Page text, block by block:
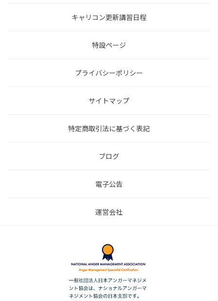
キャリコン更新講習日程
特設ページ
プライバシーポリシー
サイトマップ
特定商取引法に基づく表記
ブログ
電子公告
運営会社